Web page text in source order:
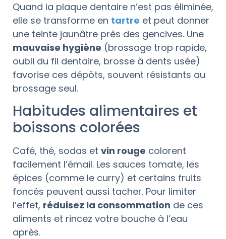
Quand la plaque dentaire n’est pas éliminée,
elle se transforme en tartre et peut donner
une teinte jaunâtre près des gencives. Une
mauvaise hygiène (brossage trop rapide,
oubli du fil dentaire, brosse à dents usée)
favorise ces dépôts, souvent résistants au
brossage seul.
Habitudes alimentaires et
boissons colorées
Café, thé, sodas et vin rouge colorent
facilement l’émail. Les sauces tomate, les
épices (comme le curry) et certains fruits
foncés peuvent aussi tacher. Pour limiter
l’effet, réduisez la consommation de ces
aliments et rincez votre bouche à l’eau
après.